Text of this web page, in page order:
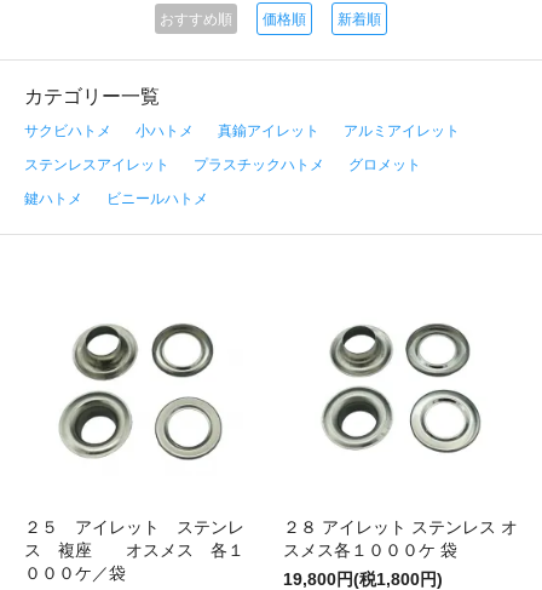
おすすめ順 価格順 新着順
カテゴリー一覧
サクビハトメ 小ハトメ 真鍮アイレット
アルミアイレット
ステンレスアイレット
プラスチックハトメ
グロメット
鍵ハトメ
ビニールハトメ
２５ アイレット ステンレ
ス 複座 オスメス 各１
０００ケ／袋
２８ アイレット ステンレス オ
スメス各１０００ケ 袋
19,800円(税1,800円)